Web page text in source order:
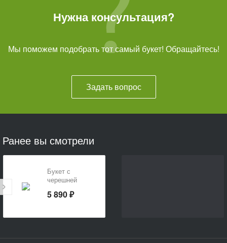
Нужна консультация?
Мы поможем подобрать тот самый букет! Обращайтесь!
Задать вопрос
Ранее вы смотрели
Букет с
черешней
5 890 ₽